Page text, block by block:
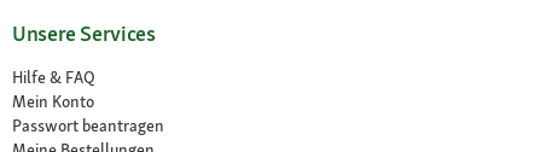
Unsere Services
Hilfe & FAQ
Mein Konto
Passwort beantragen